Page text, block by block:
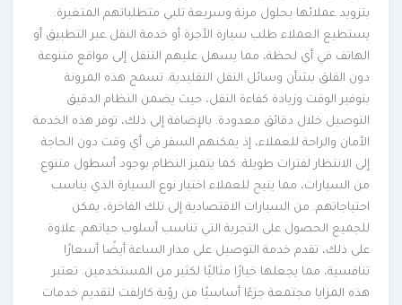
بتزويد عملائها بحلول مرنة وسريعة تلبي متطلباتهم المتغيرة.
يستطيع العملاء طلب سيارة الأجرة أو خدمة النقل عبر التطبيق أو
الهاتف في أي لحظة، مما يسهل عليهم التنقل إلى مواقع متنوعة
دون القلق بشأن وسائل النقل التقليدية. تسمح هذه المرونة
بتوفير الوقت وزيادة كفاءة النقل، حيث يضمن النظام الدقيق
التوصيل خلال دقائق معدودة. بالإضافة إلى ذلك، توفر هذه الخدمة
الأمان والراحة للعملاء، إذ يمكنهم السفر في أي وقت دون الحاجة
إلى الانتظار لفترات طويلة. كما يتميز النظام بوجود أسطول متنوع
من السيارات، مما يتيح للعملاء اختيار نوع السيارة الذي يناسب
احتياجاتهم. من السيارات الاقتصادية إلى تلك الفاخرة، يمكن
للجميع الحصول على التجربة التي تناسب أسلوب حياتهم. علاوة
على ذلك، تقدم خدمة التوصيل على مدار الساعة أيضًا أسعارًا
تنافسية، مما يجعلها خيارًا مثاليًا لكثير من المستخدمين. تعتبر
هذه المزايا مجتمعة جزءًا أساسيًا من رؤية كارلفت لتقديم خدمات